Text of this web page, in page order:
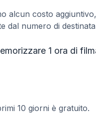
alcun costo aggiuntivo,
dal numero di
1 ora di
10 giorni è gratuito.